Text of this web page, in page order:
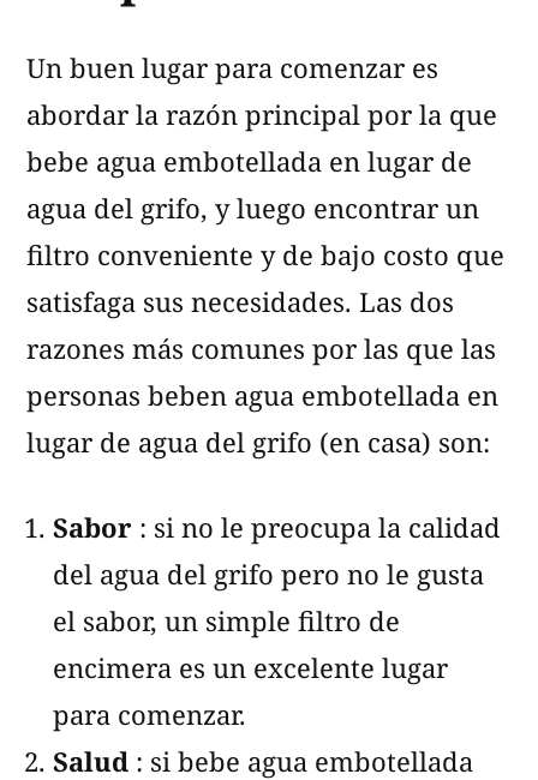
Un buen lugar para comenzar es
abordar la razón principal por la que
bebe agua embotellada en lugar de
agua del grifo, y luego encontrar un
filtro conveniente y de bajo costo que
satisfaga sus necesidades. Las dos
razones más comunes por las que las
personas beben agua embotellada en
lugar de agua del grifo (en casa) son:
Sabor : si no le preocupa la calidad
del agua del grifo pero no le gusta
el sabor, un simple filtro de
encimera es un excelente lugar
para comenzar.
Salud : si bebe agua embotellada